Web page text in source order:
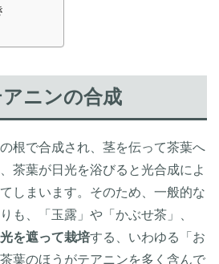
ニンの合成
根で合成され、茎を伝って茶葉へ
茶葉が日光を浴びると光合成によ
しまいます。そのため、一般的な
も、「玉露」や「かぶせ茶」、
光を遮って栽培する、いわゆる「お
葉のほうがテアニンを多く含んで